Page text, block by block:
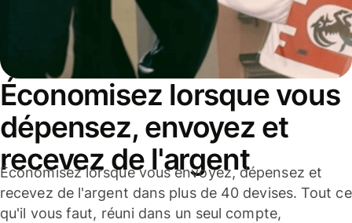
Économisez lorsque vous
dépensez, envoyez et
recevez de l'argent
Économisez lorsque vous envoyez, dépensez et
recevez de l'argent dans plus de 40 devises. Tout ce
qu'il vous faut, réuni dans un seul compte,